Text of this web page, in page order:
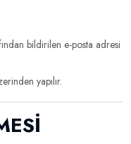
bildirilen e-posta adresi
yapılır.